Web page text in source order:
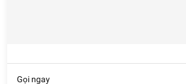
đau nhức cơ thể
Gọi ngay